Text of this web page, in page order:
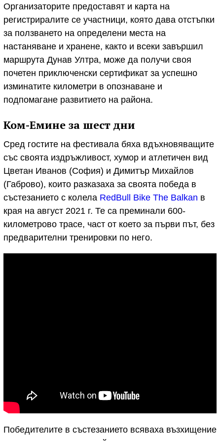
Организаторите предоставят и карта на
регистриралите се участници, която дава отстъпки
за ползването на определени места на
настаняване и хранене, както и всеки завършил
маршрута Дунав Ултра, може да получи своя
почетен приключенски сертификат за успешно
изминатите километри в опознаване и
подпомагане развитието на района.
Ком-Емине за шест дни
Сред гостите на фестивала бяха вдъхновяващите
със своята издръжливост, хумор и атлетичен вид
Цветан Иванов (София) и Димитър Михайлов
(Габрово), които разказаха за своята победа в
състезанието с колела RedBull Bike The Balkan в
края на август 2021 г. Те са преминали 600-
километрово трасе, част от което за първи път, без
предварителни тренировки по него.
Победителите в състезанието всяваха възхищение